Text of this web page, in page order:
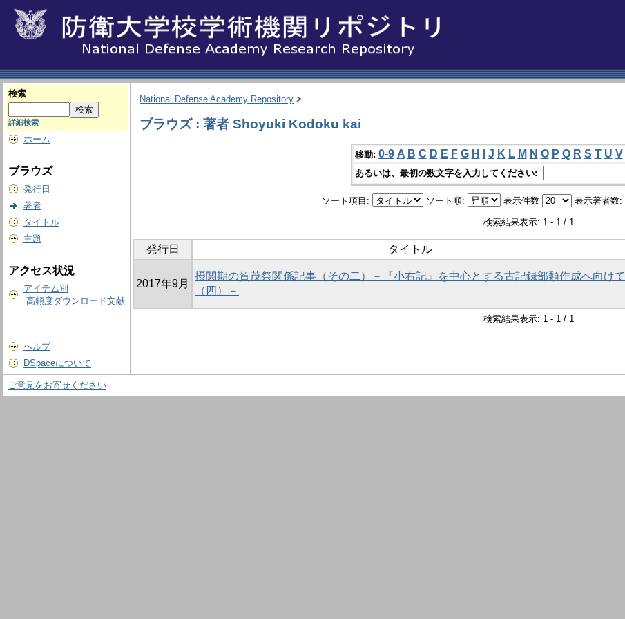
検索
詳細検索
ホーム
ブラウズ
発行日
著者
タイトル
主題
アクセス状況
アイテム別
高頻度ダウンロード文献
ヘルプ
DSpaceについて
National Defense Academy Repository >
ブラウズ : 著者 Shoyuki Kodoku kai
移動: 0-9 A B C D E F G H J K L M N O P Q R S T U V
あるいは、最初の数文字を入力してください:
ソート項目: ソート順: 表示件数 表示著者数:
検索結果表示: 1 - 1 / 1
発行日 タイトル
2017年9月
摂関期の賀茂祭関係記事（その二）－『小右記』を中心とする古記録部類作成へ向けて
（四）－
検索結果表示: 1 - 1 / 1
ご意見をお寄せください